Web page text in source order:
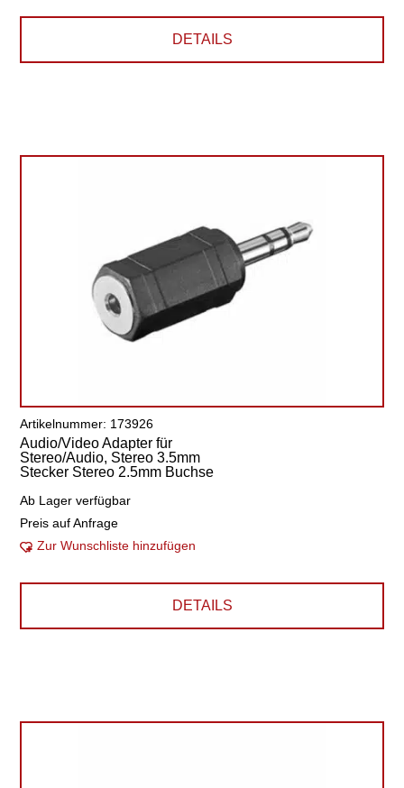
DETAILS
Artikelnummer: 173926
Audio/Video Adapter für
Stereo/Audio, Stereo 3.5mm
Stecker Stereo 2.5mm Buchse
Ab Lager verfügbar
Preis auf Anfrage
Zur Wunschliste hinzufügen
DETAILS